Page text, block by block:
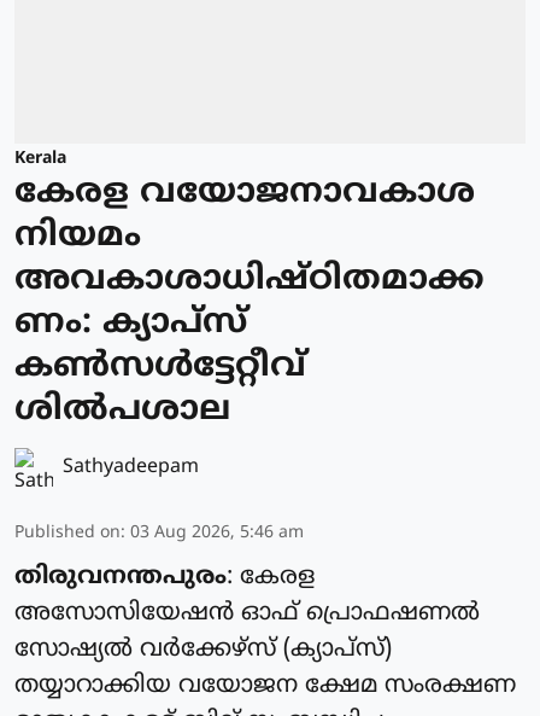
Kerala
കേരള വയോജനാവകാശ
നിയമം
അവകാശാധിഷ്ഠിതമാക്ക
ണം: ക്യാപ്സ്
കൺസൾട്ടേറ്റീവ്
ശിൽപശാല
Sathyadeepam
Published on: 03 Aug 2026, 5:46 am
തിരുവനന്തപുരം: കേരള
അസോസിയേഷൻ ഓഫ് പ്രൊഫഷണൽ
സോഷ്യൽ വർക്കേഴ്സ് (ക്യാപ്‌സ്)
തയ്യാറാക്കിയ വയോജന ക്ഷേമ സംരക്ഷണ